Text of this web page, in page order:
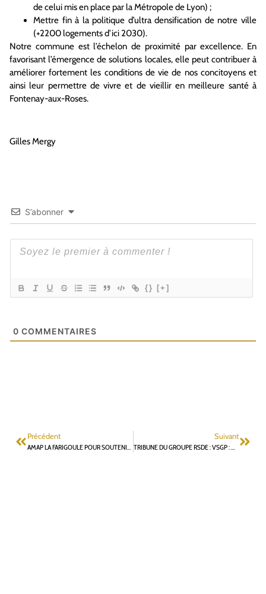
de celui mis en place par la Métropole de Lyon) ;
Mettre fin à la politique d’ultra densification de notre ville
(+2200 logements d’ici 2030).
Notre commune est l’échelon de proximité par excellence. En
favorisant l’émergence de solutions locales, elle peut contribuer à
améliorer fortement les conditions de vie de nos concitoyens et
ainsi leur permettre de vivre et de vieillir en meilleure santé à
Fontenay-aux-Roses.
Gilles Mergy
S’abonner
{} [+]
0 COMMENTAIRES
Précédent Suivant